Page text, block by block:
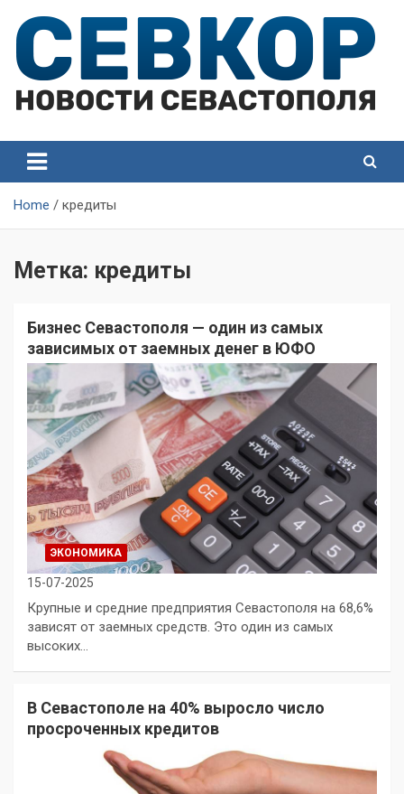
content
Севастополя
Севастополя
Home кредиты
Метка: кредиты
Бизнес Севастополя — один из самых
зависимых от заемных денег в ЮФО
ЭКОНОМИКА
15-07-2025
Крупные и средние предприятия Севастополя на 68,6%
зависят от заемных средств. Это один из самых
высоких…
В Севастополе на 40% выросло число
просроченных кредитов